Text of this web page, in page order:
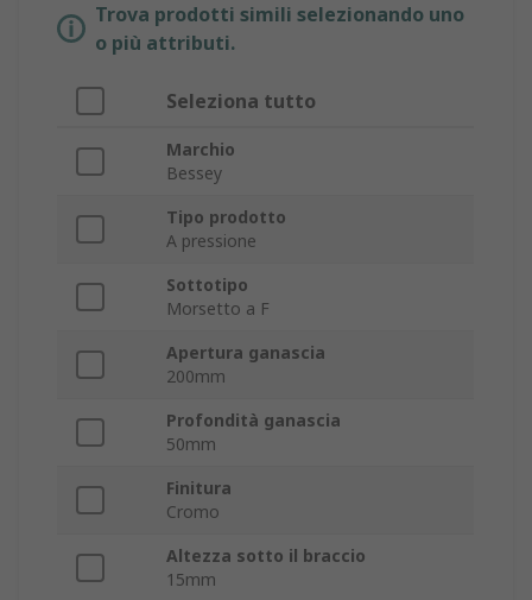
Trova prodotti simili selezionando uno
o più attributi.
Seleziona tutto
Marchio
Bessey
Tipo prodotto
A pressione
Sottotipo
Morsetto a F
Apertura ganascia
200mm
Profondità ganascia
50mm
Finitura
Cromo
Altezza sotto il braccio
15mm